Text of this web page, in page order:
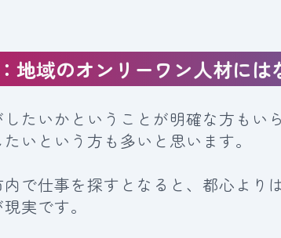
地域のオンリーワン人材には
たいかということが明確な方もい
いという方も多いと思います。
で仕事を探すとなると、都心より
実です。